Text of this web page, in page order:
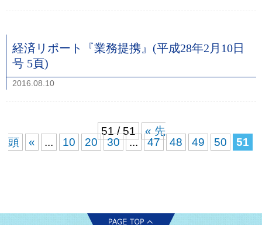
経済リポート『業務提携』(平成28年2月10日
号 5頁)
2016.08.10
51 / 51
« 先
頭
« ... 10 20 30 ... 47 48 49 50 51